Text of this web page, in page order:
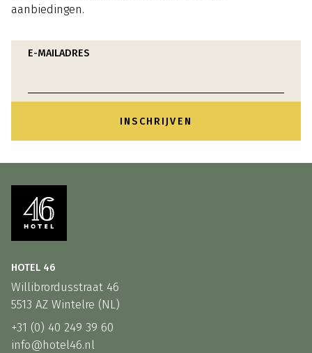
aanbiedingen.
E-MAILADRES
HOTEL 46
Willibrordusstraat 46
5513 AZ Wintelre (NL)
+31 (0) 40 249 39 60
info@hotel46.nl